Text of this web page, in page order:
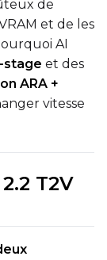
have no
Target Dataset
back here.
a dataset
de
et de les
AI
stage et des
ARA +
vitesse
T2V